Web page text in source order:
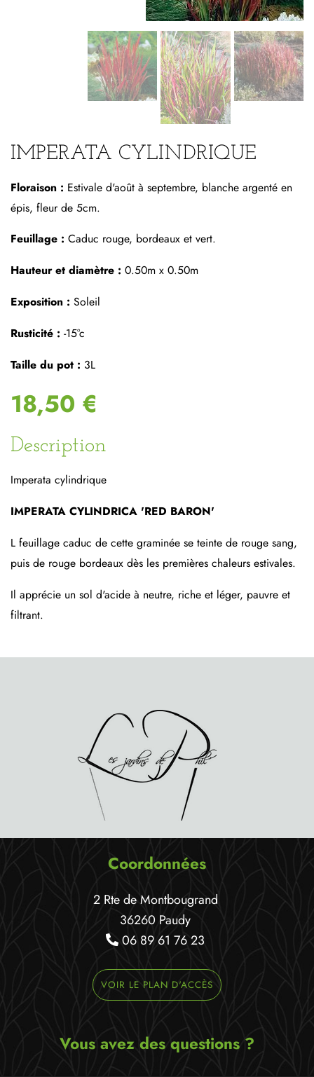
IMPERATA CYLINDRIQUE
Floraison : Estivale d'août à septembre, blanche argenté en
épis, fleur de 5cm.
Feuillage : Caduc rouge, bordeaux et vert.
Hauteur et diamètre : 0.50m x 0.50m
Exposition : Soleil
Rusticité : -15°c
Taille du pot : 3L
18,50 €
Description
Imperata cylindrique
IMPERATA CYLINDRICA 'RED BARON'
L feuillage caduc de cette graminée se teinte de rouge sang,
puis de rouge bordeaux dès les premières chaleurs estivales.
Il apprécie un sol d'acide à neutre, riche et léger, pauvre et
filtrant.
Coordonnées
2 Rte de Montbougrand
36260 Paudy
06 89 61 76 23
VOIR LE PLAN D'ACCÈS
Vous avez des questions ?